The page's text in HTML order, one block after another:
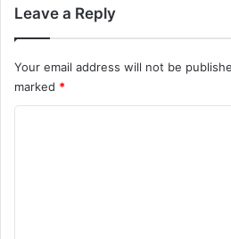
Leave a Reply
Your email address will not be
marked *